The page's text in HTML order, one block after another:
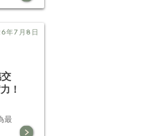
年7月8日
！
最